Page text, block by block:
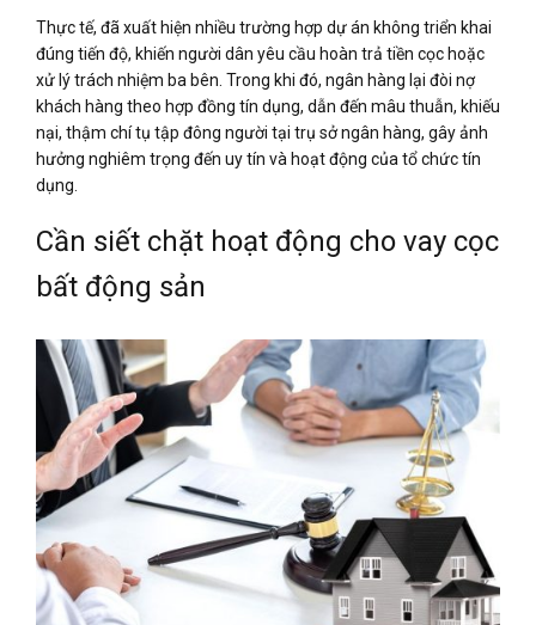
Thực tế, đã xuất hiện nhiều trường hợp dự án không triển khai
đúng tiến độ, khiến người dân yêu cầu hoàn trả tiền cọc hoặc
xử lý trách nhiệm ba bên. Trong khi đó, ngân hàng lại đòi nợ
khách hàng theo hợp đồng tín dụng, dẫn đến mâu thuẫn, khiếu
nại, thậm chí tụ tập đông người tại trụ sở ngân hàng, gây ảnh
hưởng nghiêm trọng đến uy tín và hoạt động của tổ chức tín
dụng.
Cần siết chặt hoạt động cho vay cọc
bất động sản